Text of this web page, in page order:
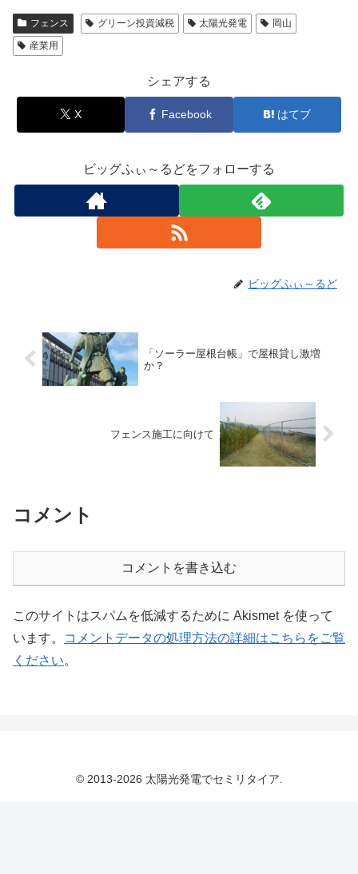
フェンス グリーン投資減税 太陽光発電
岡山
産業用
シェアする
X Facebook はてブ
ビッグふぃ～るどをフォローする
ビッグふぃ～るど
「ソーラー屋根台帳」で屋根貸し激増
か？
フェンス施工に向けて
コメント
コメントを書き込む
このサイトはスパムを低減するために Akismet を使って
います。
コメントデータの処理方法の詳細はこちらをご覧
ください。
© 2013-2026 太陽光発電でセミリタイア.